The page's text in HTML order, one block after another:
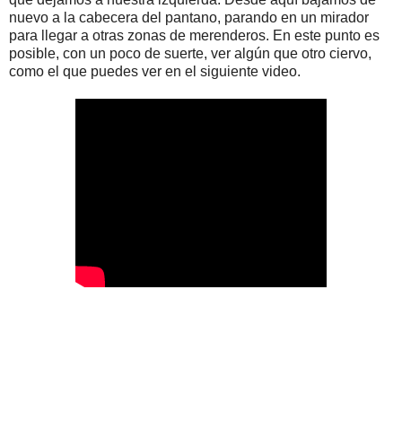
nuevo a la cabecera del pantano, parando en un mirador
para llegar a otras zonas de merenderos. En este punto es
posible, con un poco de suerte, ver algún que otro ciervo,
como el que puedes ver en el siguiente video.